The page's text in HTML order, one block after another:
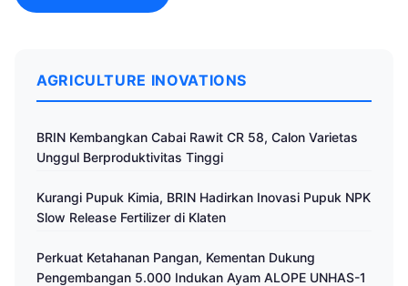
AGRICULTURE INOVATIONS
BRIN Kembangkan Cabai Rawit CR 58, Calon Varietas
Unggul Berproduktivitas Tinggi
Kurangi Pupuk Kimia, BRIN Hadirkan Inovasi Pupuk NPK
Slow Release Fertilizer di Klaten
Perkuat Ketahanan Pangan, Kementan Dukung
Pengembangan 5.000 Indukan Ayam ALOPE UNHAS-1